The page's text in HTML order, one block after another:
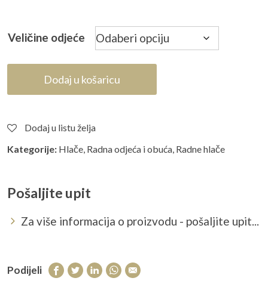
Veličine odjeće
Dodaj u košaricu
Dodaj u listu želja
Kategorije: Hlače Radna odjeća i obuća Radne hlače
Pošaljite upit
Za više informacija o proizvodu - pošaljite upit...
Podijeli